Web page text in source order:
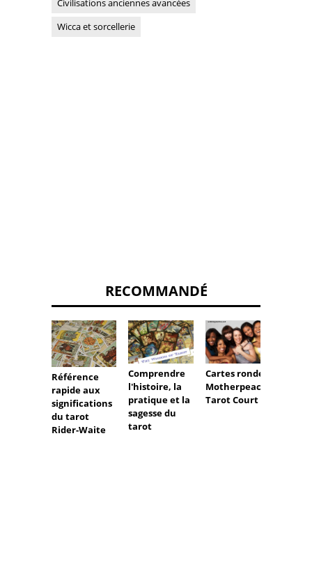
Civilisations anciennes avancées
Wicca et sorcellerie
RECOMMANDÉ
Référence
rapide aux
significations
du tarot
Rider-Waite
Comprendre
l'histoire, la
pratique et la
sagesse du
tarot
Cartes rondes
Motherpeace
Tarot Court